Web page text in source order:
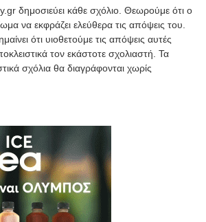
δημοσιεύει κάθε σχόλιο. Θεωρούμε ότι ο
να εκφράζει ελεύθερα τις απόψεις του.
ότι υιοθετούμε τις απόψεις αυτές
τον εκάστοτε σχολιαστή. Τα
σχόλια θα διαγράφονται χωρίς